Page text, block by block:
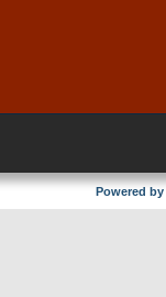
Powered by